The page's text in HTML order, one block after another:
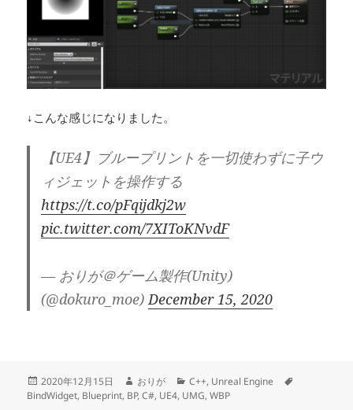
↓こんな感じになりました。
【UE4】ブループリントを一切使わずに子ウ
ィジェットを操作する
https://t.co/pFqijdkj2w
pic.twitter.com/7XIToKNvdF
— おりが＠ゲーム製作(Unity)
(@dokuro_moe)December 15, 2020
投
稿
2020年12月15日
作
成
おりが
カ
テ
C++, Unreal Engine
BindWidget, Blueprint, BP,C#, UE4, UMG,WBP